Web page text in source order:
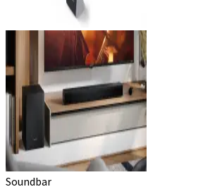
Soundbar